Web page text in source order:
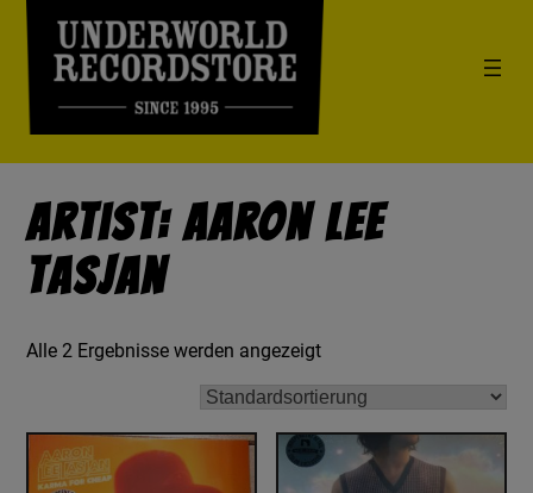
Artist: Aaron Lee
Tasjan
Alle 2 Ergebnisse werden angezeigt